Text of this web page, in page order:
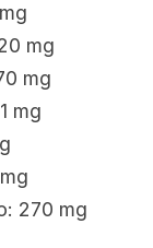
mg
mg
mg
270 mg